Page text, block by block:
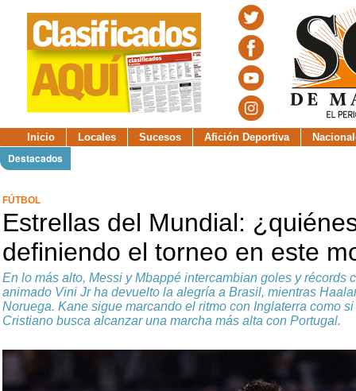
Inicio Locales Sucesos Afición Deportiva
Destacados
FÚTBOL
Estrellas del Mundial:
definiendo el torneo en este
En lo más alto, Messi y Mbappé intercambian goles y récords
animado Vini Jr ha devuelto la alegría a Brasil, mientras
Noruega. Kane sigue marcando el ritmo con Inglaterra como
Cristiano busca alcanzar una marcha más alta con Portugal.